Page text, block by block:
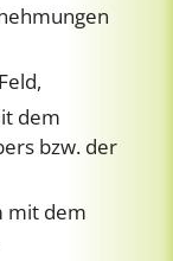
dem
bzw. der
mit dem